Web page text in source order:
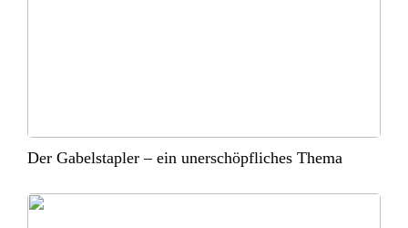
Der Gabelstapler – ein unerschöpfliches Thema